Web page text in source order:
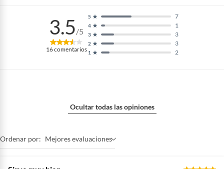
3.5/5
16comentarios 1 2
2 3
3 3
4 1
5 7
Ocultar todas las opiniones
Ordenar por: Mejores evaluaciones